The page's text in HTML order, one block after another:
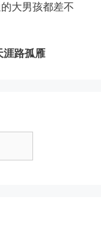
大男孩都差不
涯路孤雁